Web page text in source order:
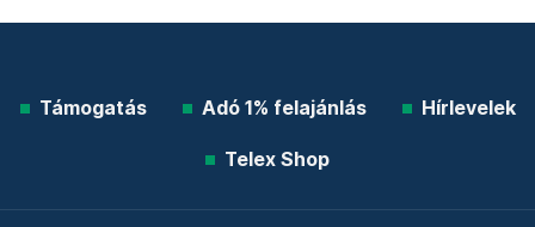
Támogatás Adó 1% felajánlás Hírlevelek
Telex Shop